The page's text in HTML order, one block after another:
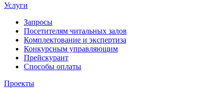
Услуги
Запросы
Посетителям читальных залов
Комплектование и экспертиза
Конкурсным управляющим
Прейскурант
Способы оплаты
Проекты